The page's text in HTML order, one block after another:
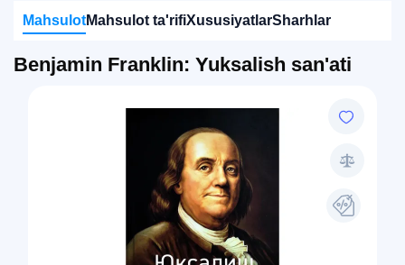
MahsulotMahsulot ta'rifiXususiyatlarSharhlar
Benjamin Franklin: Yuksalish san'ati